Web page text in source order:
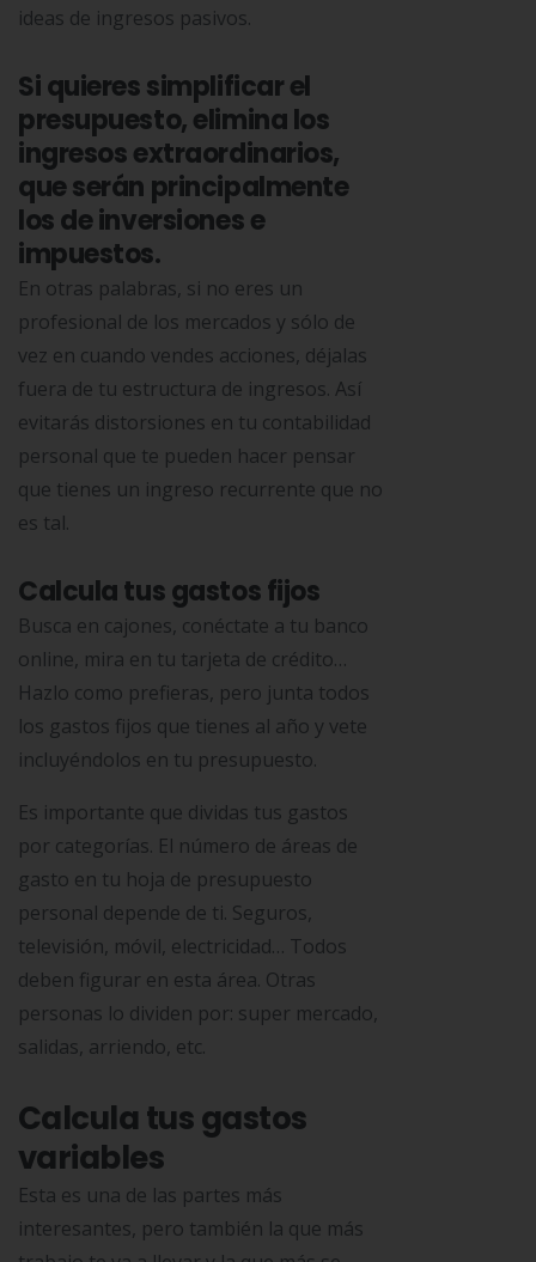
ideas de ingresos pasivos.
Si quieres simplificar el
presupuesto, elimina los
ingresos extraordinarios,
que serán principalmente
los de inversiones e
impuestos.
En otras palabras, si no eres un
profesional de los mercados y sólo de
vez en cuando vendes acciones, déjalas
fuera de tu estructura de ingresos. Así
evitarás distorsiones en tu contabilidad
personal que te pueden hacer pensar
que tienes un ingreso recurrente que no
es tal.
Calcula tus gastos fijos
Busca en cajones, conéctate a tu banco
online, mira en tu tarjeta de crédito…
Hazlo como prefieras, pero junta todos
los gastos fijos que tienes al año y vete
incluyéndolos en tu presupuesto.
Es importante que dividas tus gastos
por categorías. El número de áreas de
gasto en tu hoja de presupuesto
personal depende de ti. Seguros,
televisión, móvil, electricidad… Todos
deben figurar en esta área. Otras
personas lo dividen por: super mercado,
salidas, arriendo, etc.
Calcula tus gastos
variables
Esta es una de las partes más
interesantes, pero también la que más